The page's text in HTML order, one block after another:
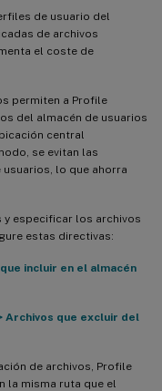
de usuario del
de archivos
el coste de
permiten a Profile
del almacén de usuarios
central
se evitan las
lo que ahorra
y especificar los archivos
estas directivas:
incluir en el almacén
Archivos que excluir del
de archivos, Profile
la misma ruta que el